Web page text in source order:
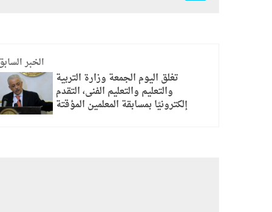
الخبر
تغلق اليوم الجمعة وزارة التربية
والتعليم والتعليم الفنى، التقدم
إلكترونيًا بمسابقة المعلمين المؤقتة